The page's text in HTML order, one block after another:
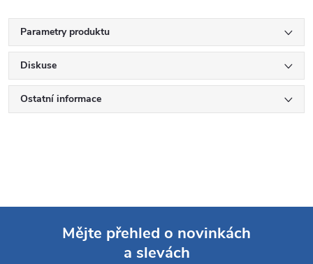
Parametry produktu
Diskuse
Ostatní informace
Mějte přehled o novinkách
a slevách